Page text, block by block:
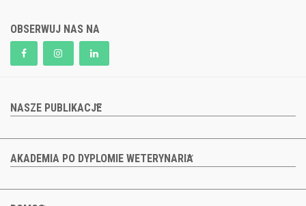
OBSERWUJ NAS NA
NASZE PUBLIKACJE
AKADEMIA PO DYPLOMIE WETERYNARIA